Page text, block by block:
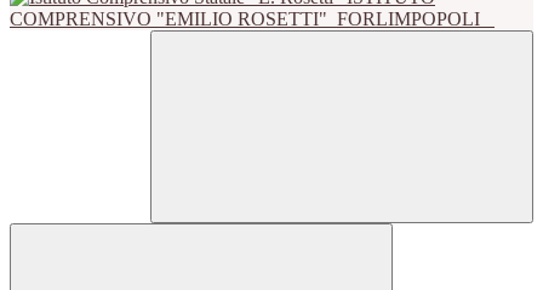
COMPRENSIVO "EMILIO ROSETTI" FORLIMPOPOLI